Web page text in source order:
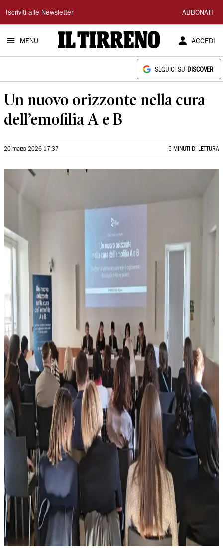
Il
Tirreno
Iscriviti alle Newsletter ABBONATI
MENU ACCEDI
SEGUICI SU DISCOVER
Un nuovo orizzonte nella cura
dell’emofilia A e B
20 marzo 2026 17:37 5 MINUTI DI LETTURA